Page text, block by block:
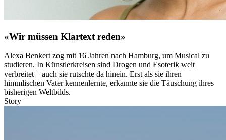
«Wir müssen Klartext reden»
Alexa Benkert zog mit 16 Jahren nach Hamburg, um Musical zu
studieren. In Künstlerkreisen sind Drogen und Esoterik weit
verbreitet – auch sie rutschte da hinein. Erst als sie ihren
himmlischen Vater kennenlernte, erkannte sie die Täuschung ihres
bisherigen Weltbilds.
Story